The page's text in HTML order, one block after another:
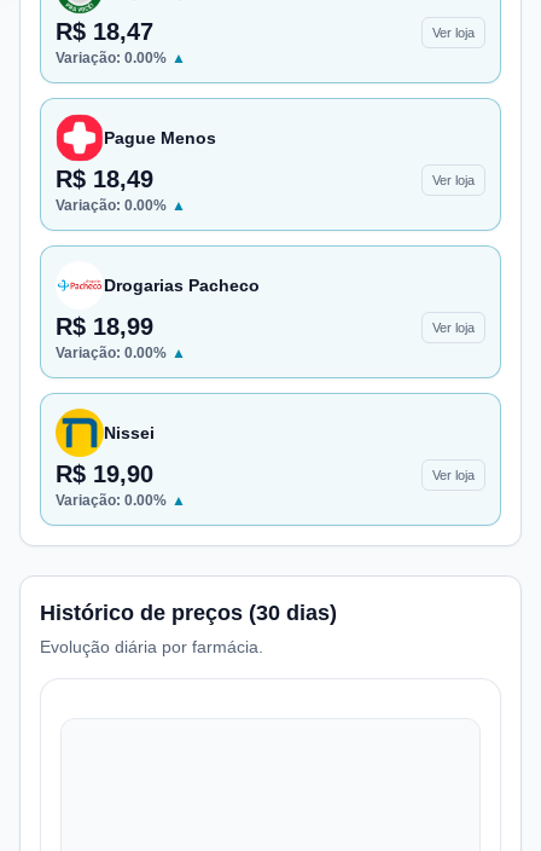
R$ 18,47 Ver loja
Variação: 0.00% ▲
Pague Menos
R$ 18,49 Ver loja
Variação: 0.00% ▲
Drogarias Pacheco
R$ 18,99 Ver loja
Variação: 0.00% ▲
Nissei
R$ 19,90 Ver loja
Variação: 0.00% ▲
Histórico de preços (30 dias)
Evolução diária por farmácia.